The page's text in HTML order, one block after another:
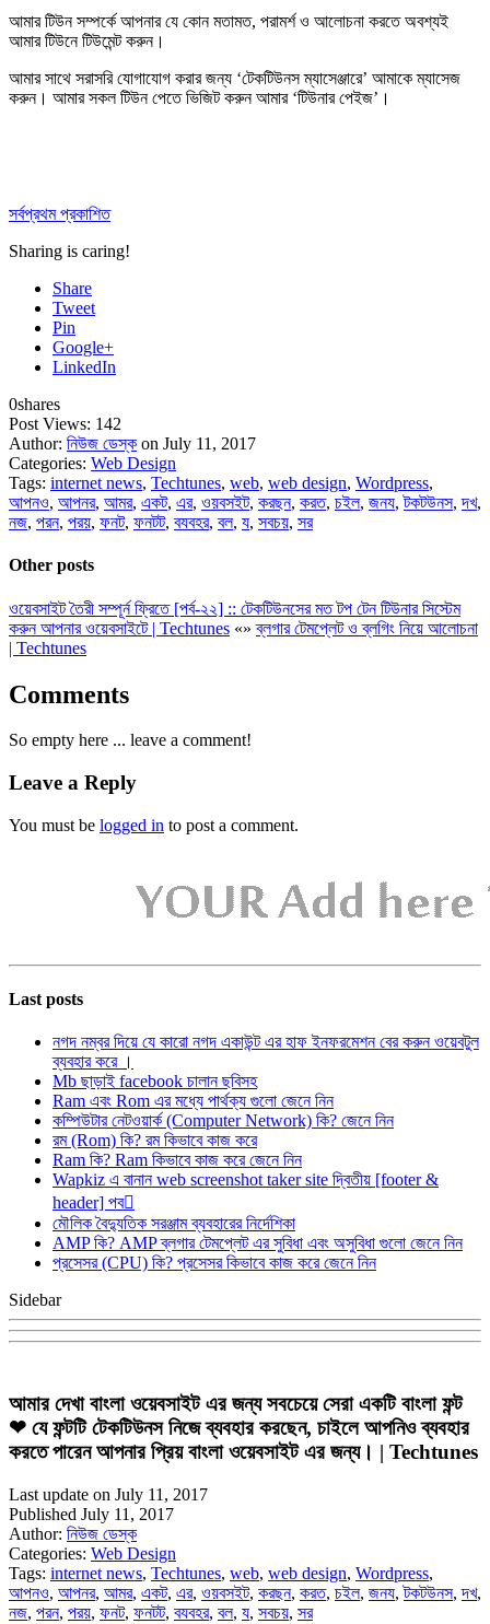
আমার টিউন সম্পর্কে আপনার যে কোন মতামত, পরামর্শ ও আলোচনা করতে অবশ্যই
আমার টিউনেটিউমেন্ট করুন।
আমার সাথে সরাসরি যোগাযোগ করার জন্য ‘টেকটিউনস ম্যাসেঞ্জারে’ আমাকেম্যাসেজ
করুন। আমার সকল টিউন পেতে ভিজিট করুন আমার ‘টিউনার পেইজ’ ।
সর্বপ্রথম প্রকাশিত
Sharing is caring!
Share
Tweet
Pin
Google+
LinkedIn
0shares
Post Views: 142
Author: নিউজ ডেস্ক on July 11, 2017
Categories: Web Design
Tags: internet news, Techtunes, web, web design, Wordpress,
আপনও, আপনর, আমর, একট, এর, ওয়বসইট, করছন, করত, চইল, জনয,টকটউনস,দখ,
নজ, পরন, পরয়, ফনট, ফনটট, বযবহর, বল, য, সবচয়, সর
Other posts
ওয়েবসাইট তৈরী সম্পূর্ন ফ্রিতে [পর্ব-২২] :: টেকটিউনসের মত টপ টেন টিউনার সিস্টেম
করুন আপনার ওয়েবসাইটে | Techtunes «»ব্লগার টেমপ্লেট ও ব্লগিং নিয়ে আলোচনা
| Techtunes
Comments
So empty here ... leave a comment!
Leave a Reply
You must be logged in to post a comment.
Last posts
নগদ নম্বর দিয়ে যে কারো নগদ একাউন্ট এর হাফ ইনফরমেশন বের করুন ওয়েবটুল
ব্যবহার করে ।
Mb ছাড়াই facebook চালান ছবিসহ
Ram এবং Rom এর মধ্যে পার্থক্য গুলো জেনে নিন
কম্পিউটার নেটওয়ার্ক (Computer Network) কি? জেনে নিন
রম (Rom) কি? রম কিভাবে কাজ করে
Ram কি? Ram কিভাবে কাজ করে জেনে নিন
Wapkiz এ বানান web screenshot taker site দ্বিতীয় [footer &
header] পব
মৌলিক বৈদ্যুতিক সরঞ্জাম ব্যবহারের নির্দেশিকা
AMP কি? AMP ব্লগার টেমপ্লেট এর সুবিধা এবং অসুবিধা গুলো জেনে নিন
প্রসেসর (CPU) কি? প্রসেসর কিভাবে কাজ করে জেনে নিন
Sidebar
আমার দেখা বাংলা ওয়েবসাইট এর জন্য সবচেয়ে সেরা একটি বাংলা ফন্ট
❤ যে ফন্টটি টেকটিউনস নিজে ব্যবহার করছেন, চাইলে আপনিও ব্যবহার
করতে পারেন আপনার প্রিয় বাংলা ওয়েবসাইট এর জন্য। | Techtunes
Last update on July 11, 2017
Published July 11, 2017
Author: নিউজ ডেস্ক
Categories: Web Design
Tags: internet news, Techtunes, web, web design, Wordpress,
আপনও, আপনর, আমর, একট, এর, ওয়বসইট, করছন, করত, চইল, জনয,টকটউনস,দখ,
নজ, পরন, পরয়, ফনট, ফনটট, বযবহর, বল, য, সবচয়, সর